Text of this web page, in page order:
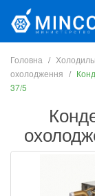
Головна
охолодження
37/5